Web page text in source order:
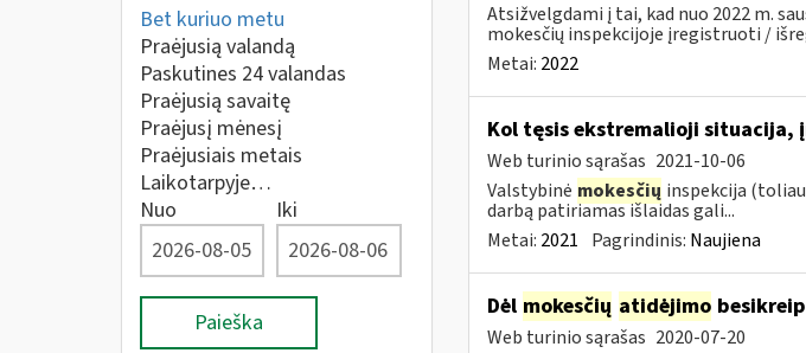
Bet kuriuo metu
Praėjusią valandą
Paskutines 24 valandas
Praėjusią savaitę
Praėjusį mėnesį
Praėjusiais metais
Laikotarpyje…
Nuo
Iki
Paieška
Atsižvelgdami į tai, kad nuo 2022 m.
mokesčių inspekcijoje įregistruoti /
Metai: 2022
Kol tęsis ekstremalioji
Web turinio sąrašas 2021-10-06
Valstybinė mokesčių inspekcija
darbą patiriamas išlaidas gali...
Metai: 2021 Pagrindinis: Naujiena
Dėl mokesčių atidėjimo
Web turinio sąrašas 2020-07-20